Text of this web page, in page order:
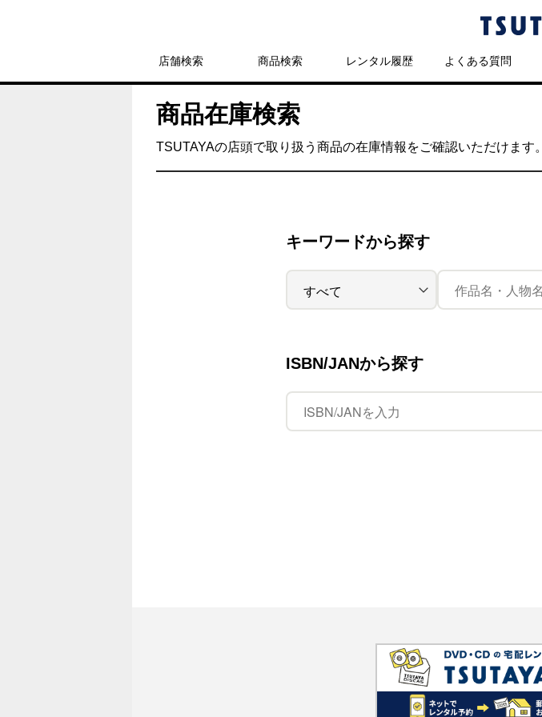
店舗検索 商品検索 レンタル履歴 よくある質問
商品在庫検索
TSUTAYAの店頭で取り扱う商品の在庫情報をご確認いただけます。
キーワードから探す
ISBN/JANから探す